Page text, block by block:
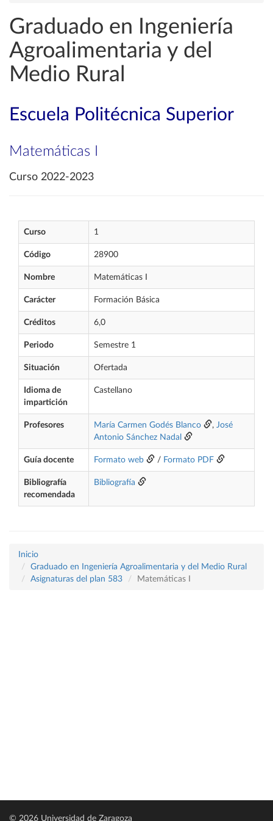
Graduado en Ingeniería
Agroalimentaria y del
Medio Rural
Escuela Politécnica Superior
Matemáticas I
Curso 2022-2023
Curso 1
Código 28900
Nombre Matemáticas I
Carácter Formación Básica
Créditos 6,0
Periodo Semestre 1
Situación Ofertada
Idioma de
impartición
Castellano
Profesores María Carmen Godés Blanco , José
Antonio Sánchez Nadal
Guía docente Formato web / Formato PDF
Bibliografía
recomendada
Bibliografía
Inicio
Graduado en Ingeniería Agroalimentaria y del Medio Rural
Asignaturas del plan 583
Matemáticas I
© 2026 Universidad de Zaragoza